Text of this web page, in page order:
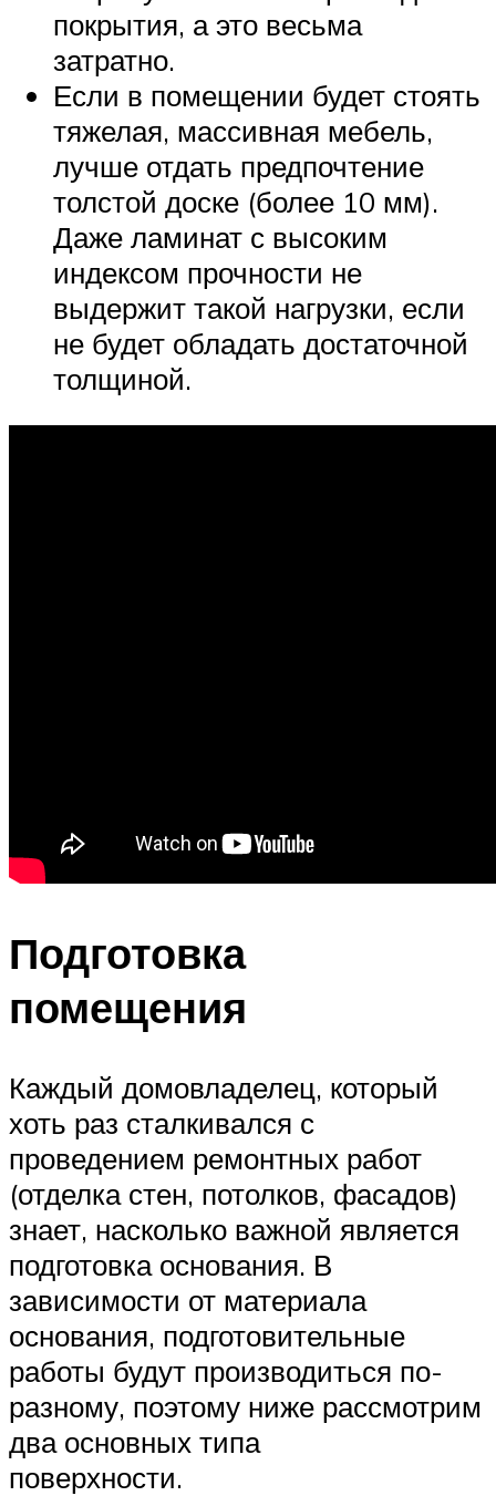
покрытия, а это весьма
затратно.
Если в помещении будет стоять
тяжелая, массивная мебель,
лучше отдать предпочтение
толстой доске (более 10 мм).
Даже ламинат с высоким
индексом прочности не
выдержит такой нагрузки, если
не будет обладать достаточной
толщиной.
Подготовка
помещения
Каждый домовладелец, который
хоть раз сталкивался с
проведением ремонтных работ
(отделка стен, потолков, фасадов)
знает, насколько важной является
подготовка основания. В
зависимости от материала
основания, подготовительные
работы будут производиться по-
разному, поэтому ниже рассмотрим
два основных типа